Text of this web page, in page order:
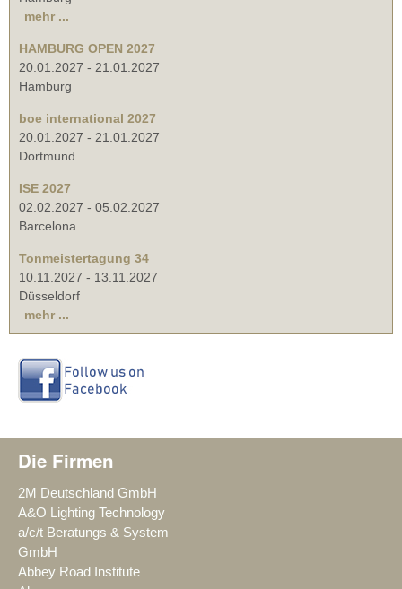
mehr ...
HAMBURG OPEN 2027
20.01.2027 - 21.01.2027
Hamburg
boe international 2027
20.01.2027 - 21.01.2027
Dortmund
ISE 2027
02.02.2027 - 05.02.2027
Barcelona
Tonmeistertagung 34
10.11.2027 - 13.11.2027
Düsseldorf
mehr ...
Die Firmen
2M Deutschland GmbH
A&O Lighting Technology
a/c/t Beratungs & System
GmbH
Abbey Road Institute